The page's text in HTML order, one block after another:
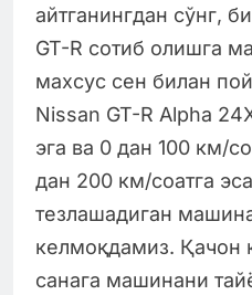
айтганингдан сўнг,
GT-R сотиб олишга
махсус сен билан
Nissan GT-R Alpha
эга ва 0 дан 100 км/
дан 200 км/соатга
тезлашадиган
келмоқдамиз. Қачон
санага машинани